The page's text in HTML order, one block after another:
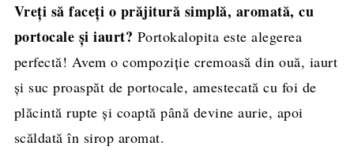
Vreți să faceți o prăjitură simplă, aromată, cu
portocale și iaurt? Portokalopita este alegerea
perfectă! Avem o compoziție cremoasă din ouă, iaurt
și suc proaspăt de portocale, amestecată cu foi de
plăcintă rupte și coaptă până devine aurie, apoi
scăldată în sirop aromat.